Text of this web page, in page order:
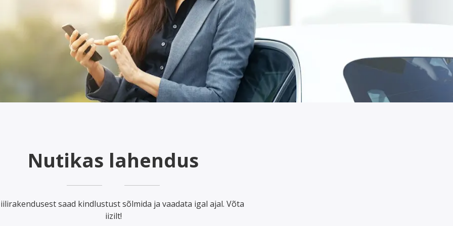
Kaitseb meresõidukit selle
kasutamisel, transportimisel ja
hoiustamisel.
Nutikas lahendus
saad kindlustust sõlmida ja vaadata igal ajal. Võta
iizilt!